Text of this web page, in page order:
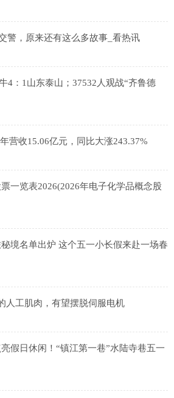
警，原来还有这么多故事_看热讯
4：1山东泰山；37532人观战“齐鲁德
营收15.06亿元，同比大涨243.37%
一览表2026(2026年电子化学品概念股
境名单出炉 这个五一小长假来赴一场春
人工肌肉，有望摆脱伺服电机
假日休闲！“镇江第一巷”水陆寺巷五一